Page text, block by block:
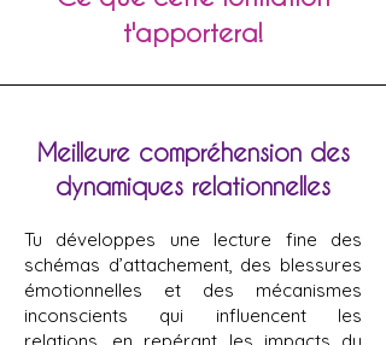
t'apportera!
Meilleure compréhension des
dynamiques relationnelles
Tu développes une lecture fine des
schémas d’attachement, des blessures
émotionnelles et des mécanismes
inconscients qui influencent les